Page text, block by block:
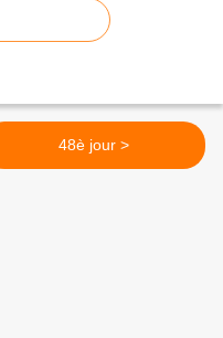
48è jour >